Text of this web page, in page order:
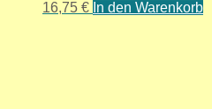
16,75 € In den Warenkorb